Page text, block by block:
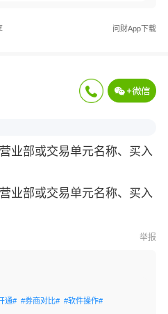
问财App下载
业部或交易单元名称、买入
业部或交易单元名称、买入
举报
通# #券商对比# #软件操作#